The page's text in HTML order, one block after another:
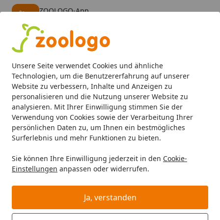
Unsere Seite verwendet Cookies und ähnliche
Technologien, um die Benutzererfahrung auf unserer
Website zu verbessern, Inhalte und Anzeigen zu
personalisieren und die Nutzung unserer Website zu
analysieren. Mit Ihrer Einwilligung stimmen Sie der
Verwendung von Cookies sowie der Verarbeitung Ihrer
persönlichen Daten zu, um Ihnen ein bestmögliches
Surferlebnis und mehr Funktionen zu bieten.
Sie können Ihre Einwilligung jederzeit in den Cookie-
Einstellungen anpassen oder widerrufen.
Ja, verstanden
ZOOLOGO-App
Alle Produkte
Mein Konto
Suchen
Startseite
Katze Katzenstreu Cat & Clean 10kg Katzenstreu
Cat & Clean 10kg Katzenstreu
(1 Bewertung)